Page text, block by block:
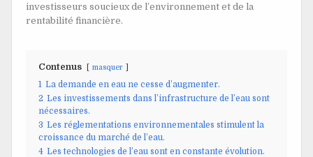
investisseurs soucieux de l’environnement et de la
rentabilité financière.
Contenus masquer
1 La demande en eau ne cesse d’augmenter.
2 Les investissements dans l’infrastructure de l’eau sont
nécessaires.
3 Les réglementations environnementales stimulent la
croissance du marché de l’eau.
4 Les technologies de l’eau sont en constante évolution.